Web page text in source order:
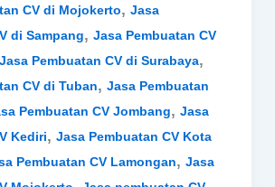
CV di Mojokerto, Jasa
di Sampang, Jasa Pembuatan CV
Jasa Pembuatan CV di Surabaya,
CV di Tuban, Jasa Pembuatan
Pembuatan CV Jombang, Jasa
Kediri, Jasa Pembuatan CV Kota
Pembuatan CV Lamongan, Jasa